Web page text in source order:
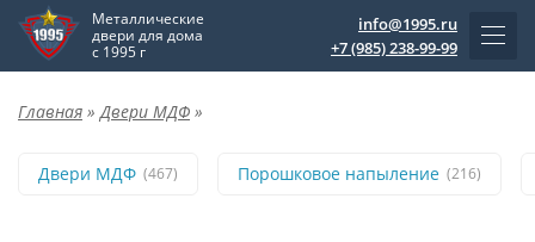
Металлические
двери для дома
с 1995 г
info@1995.ru
+7 (985) 238-99-99
Главная » Двери МДФ »
Двери МДФ (467) Порошковое напыление (216)